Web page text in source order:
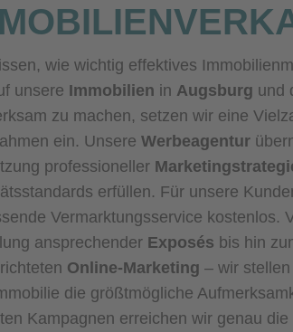
wie wichtig effektives
unsere Immobilien in Augsburg und
zu machen, setzen wir eine
ein. UnsereWerbeagentur
professioneller
erfüllen. Für unsere
Vermarktungsservice kostenlos.
ansprechender Exposés bis hin
Online-Marketing – wir
die größtmögliche
Kampagnen erreichen wir genau die